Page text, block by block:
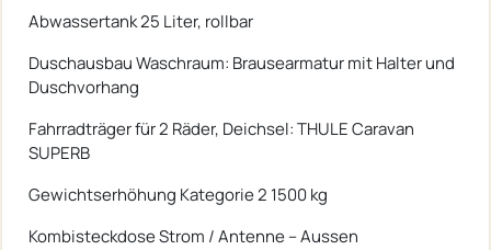
Abwassertank 25 Liter, rollbar
Duschausbau Waschraum: Brausearmatur mit Halter und
Duschvorhang
Fahrradträger für 2 Räder, Deichsel: THULE Caravan
SUPERB
Gewichtserhöhung Kategorie 2 1500 kg
Kombisteckdose Strom / Antenne – Aussen